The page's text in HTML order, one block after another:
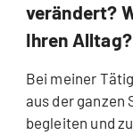
verändert?
Ihren Alltag?
Bei meiner
aus der ganzen
begleiten und